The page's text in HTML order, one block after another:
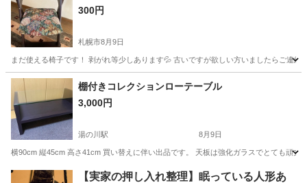
300円
札幌市8月9日
まだ使える椅子です！ 剥がれ等少しあります💦 古いですが欲しい方いましたらご連絡
北海道 札幌市 椅子
棚付きコレクションローテーブル
3,000円
湯の川駅 8月9日
横90cm 縦45cm 高さ41cm 買い替えに伴い出品です。 天板は強化ガラスでとても頑
北海道 函館市 湯の川駅 テーブル
【実家の押し入れ整理】眠っている人形あ